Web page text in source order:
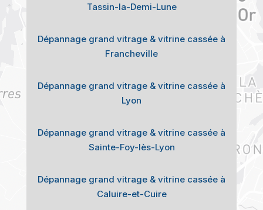
Tassin-la-Demi-Lune
Dépannage grand vitrage & vitrine cassée à
Francheville
Dépannage grand vitrage & vitrine cassée à
Lyon
Dépannage grand vitrage & vitrine cassée à
Sainte-Foy-lès-Lyon
Dépannage grand vitrage & vitrine cassée à
Caluire-et-Cuire